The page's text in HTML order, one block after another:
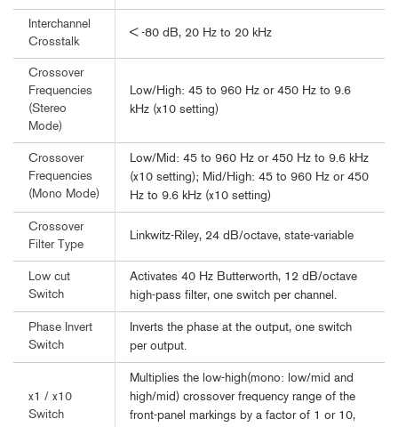
Interchannel
Crosstalk
< -80 dB, 20 Hz to 20 kHz
Crossover
Frequencies
(Stereo
Mode)
Low/High: 45 to 960 Hz or 450 Hz to 9.6
kHz (x10 setting)
Crossover
Frequencies
(Mono Mode)
Low/Mid: 45 to 960 Hz or 450 Hz to 9.6 kHz
(x10 setting); Mid/High: 45 to 960 Hz or 450
Hz to 9.6 kHz (x10 setting)
Crossover
Filter Type
Linkwitz-Riley, 24 dB/octave, state-variable
Low cut
Switch
Activates 40 Hz Butterworth, 12 dB/octave
high-pass filter, one switch per channel.
Phase Invert
Switch
Inverts the phase at the output, one switch
per output.
x1 / x10
Switch
Multiplies the low-high(mono: low/mid and
high/mid) crossover frequency range of the
front-panel markings by a factor of 1 or 10,